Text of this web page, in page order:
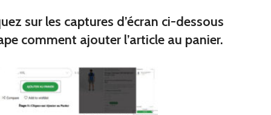
broc
sur les captures d’écran ci-dessous
comment ajouter l’article au panier.